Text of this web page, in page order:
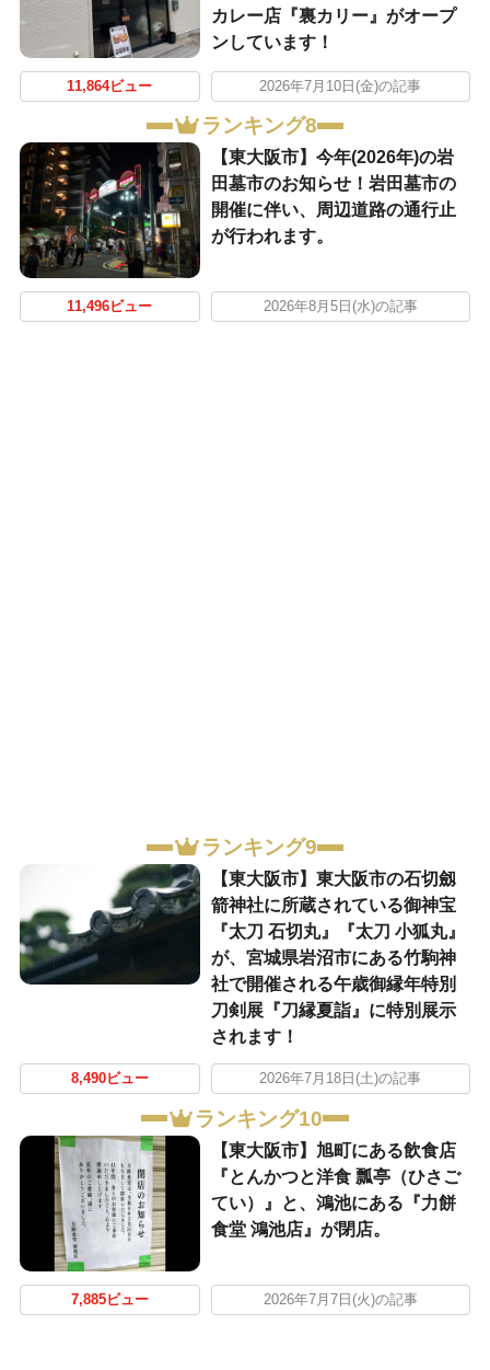
カレー店『裏カリー』がオープ
ンしています！
11,864ビュー 2026年7月10日(金)の記事
ランキング8
【東大阪市】今年(2026年)の岩
田墓市のお知らせ！岩田墓市の
開催に伴い、周辺道路の通行止
が行われます。
11,496ビュー 2026年8月5日(水)の記事
ランキング9
【東大阪市】東大阪市の石切劔
箭神社に所蔵されている御神宝
『太刀 石切丸』『太刀 小狐丸』
が、宮城県岩沼市にある竹駒神
社で開催される午歳御縁年特別
刀剣展『刀縁夏詣』に特別展示
されます！
8,490ビュー 2026年7月18日(土)の記事
ランキング10
【東大阪市】旭町にある飲食店
『とんかつと洋食 瓢亭（ひさご
てい）』と、鴻池にある『力餅
食堂 鴻池店』が閉店。
7,885ビュー 2026年7月7日(火)の記事